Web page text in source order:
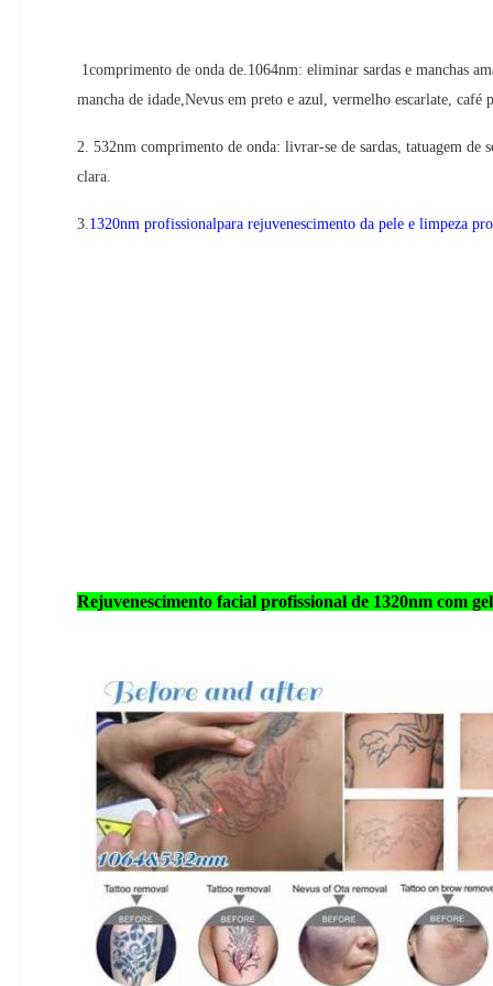
1comprimento de onda de.1064nm: eliminar sardas e manchas
mancha de idade, Nevus em preto e azul, vermelho escarlate, café
2. 532nm comprimento de onda: livrar-se de sardas, tatuagem
clara.
3. 1320nm profissionalpara rejuvenescimento da pele e limpeza
Rejuvenescimento facial profissional de 1320nm com